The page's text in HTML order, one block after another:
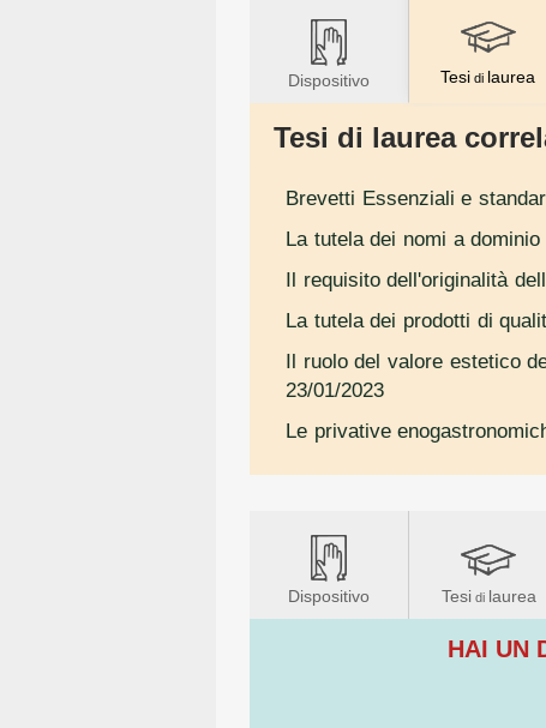
Dispositivo Tesi di laurea
Tesi di laurea
Brevetti Essenziali e
La tutela dei nomi a dominio
Il requisito dell'originalità
La tutela dei prodotti di
Il ruolo del valore estetico
23/01/2023
Le privative
Dispositivo Tesidi laurea
HAI UN